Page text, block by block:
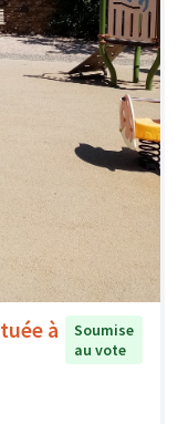
à
Soumise
au vote